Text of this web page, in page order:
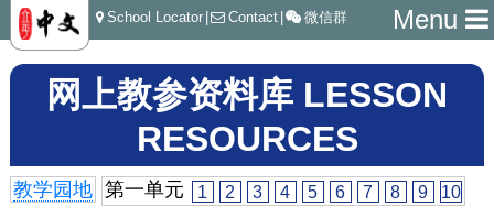
Menu
School Locator Contact 微信群
网上教参资料库 LESSON
RESOURCES
教学园地 第一单元 1 2 3 4 5 6 7 8 9 10